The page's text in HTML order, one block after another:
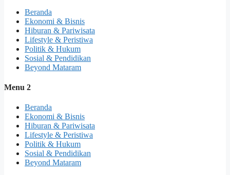
Beranda
Ekonomi & Bisnis
Hiburan & Pariwisata
Lifestyle & Peristiwa
Politik & Hukum
Sosial & Pendidikan
Beyond Mataram
Menu 2
Beranda
Ekonomi & Bisnis
Hiburan & Pariwisata
Lifestyle & Peristiwa
Politik & Hukum
Sosial & Pendidikan
Beyond Mataram